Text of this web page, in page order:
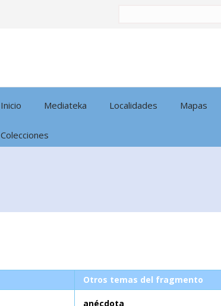
Inicio Mediateka Localidades Mapas
Colecciones
Otros temas del fragmento
anécdota